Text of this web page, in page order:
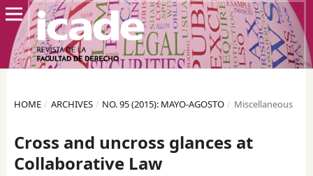
HOME / ARCHIVES / NO. 95 (2015): MAYO-AGOSTO / Miscellaneous
Cross and uncross glances at
Collaborative Law